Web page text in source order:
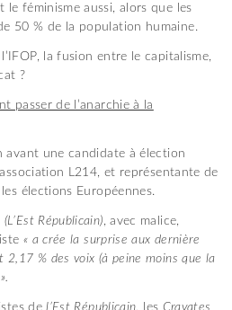
le féminisme aussi, alors que les
50 % de la population humaine.
la fusion entre le capitalisme,
?
passer de l’anarchie à la
avant une candidate à élection
L214, et représentante de
élections Européennes.
(L’Est Républicain), avec malice,
« a crée la surprise aux dernière
2,17 % des voix (à peine moins que la
del’Est Républicain , les Cravates